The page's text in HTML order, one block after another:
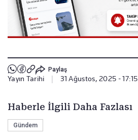
Paylaş
Yayın Tarihi | 31 Ağustos, 2025 - 17:15
Haberle İlgili Daha Fazlası
Gündem